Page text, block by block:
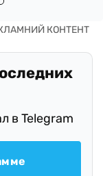
в Telegram